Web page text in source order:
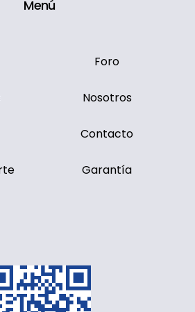
Menú
Foro
Nosotros
Contacto
Garantía